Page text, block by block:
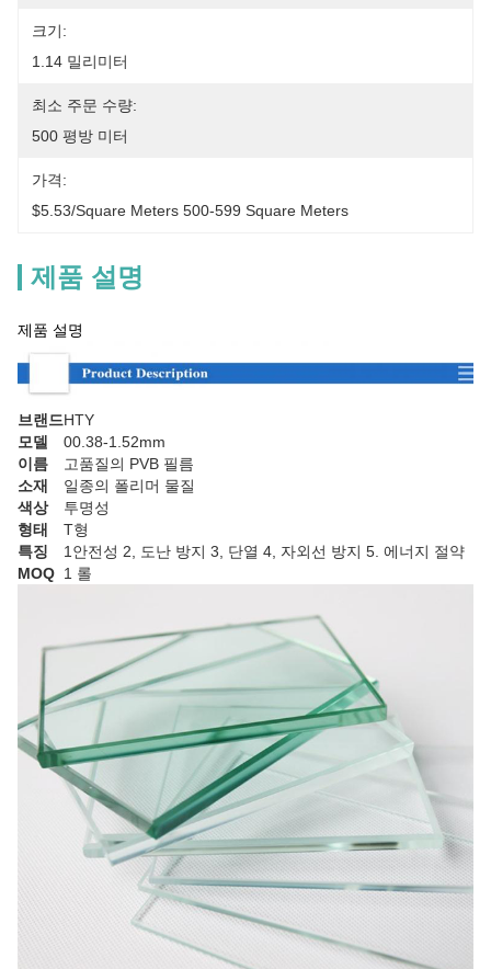
크기:
1.14 밀리미터
최소 주문 수량:
500 평방 미터
가격:
$5.53/square Meters 500-599 Square Meters
제품 설명
제품 설명
브랜드HTY
모델
00.38-1.52mm
이름
고품질의 PVB 필름
소재
일종의 폴리머 물질
색상
투명성
형태
T형
특징
1안전성 2, 도난 방지 3, 단열 4, 자외선 방지 5. 에너지 절약
MOQ 1 롤